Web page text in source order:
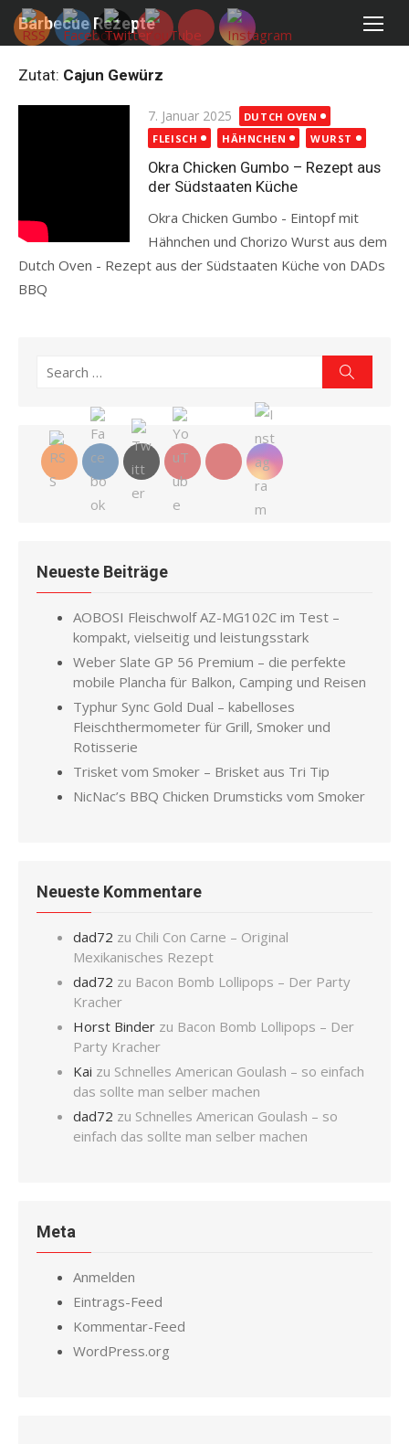
Skip
Barbecue Rezepte
Zutat: Cajun Gewürz
Posted
on
7. Januar 2025
DUTCH OVEN
FLEISCH
HÄHNCHEN WURST
Okra Chicken Gumbo – Rezept aus
der Südstaaten Küche
Okra Chicken Gumbo - Eintopf mit
Hähnchen und Chorizo Wurst aus dem
Dutch Oven - Rezept aus der Südstaaten Küche von DADs
BBQ
Search
Neueste Beiträge
AOBOSI Fleischwolf AZ-MG102C im Test –
kompakt, vielseitig und leistungsstark
Weber Slate GP 56 Premium – die perfekte
mobile Plancha für Balkon, Camping und Reisen
Typhur Sync Gold Dual – kabelloses
Fleischthermometer für Grill, Smoker und
Rotisserie
Trisket vom Smoker – Brisket aus Tri Tip
NicNac’s BBQ Chicken Drumsticks vom Smoker
Neueste Kommentare
dad72 zu Chili Con Carne – Original
Mexikanisches Rezept
dad72 zu Bacon Bomb Lollipops – Der Party
Kracher
Horst Binder zu Bacon Bomb Lollipops – Der
Party Kracher
Kai zu Schnelles American Goulash – so einfach
das sollte man selber machen
dad72 zu Schnelles American Goulash – so
einfach das sollte man selber machen
Meta
Anmelden
Eintrags-Feed
Kommentar-Feed
WordPress.org